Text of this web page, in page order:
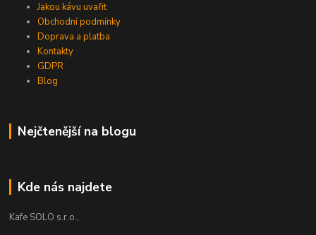
Jakou kávu uvařit
Obchodní podmínky
Doprava a platba
Kontakty
GDPR
Blog
Nejčtenější na blogu
Kde nás najdete
Kafe SOLO s.r.o.,